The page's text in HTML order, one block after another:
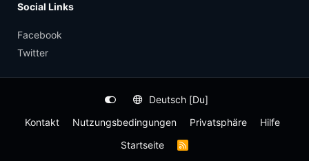
Social Links
Facebook
Twitter
Deutsch [Du]
Kontakt
Nutzungsbedingungen Privatsphäre
Hilfe
Startseite
R